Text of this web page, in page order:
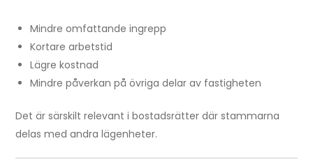
Mindre omfattande ingrepp
Kortare arbetstid
Lägre kostnad
Mindre påverkan på övriga delar av fastigheten
Det är särskilt relevant i bostadsrätter där stammarna
delas med andra lägenheter.